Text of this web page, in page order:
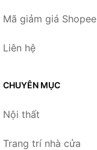
Mã giảm giá Shopee
Liên hệ
CHUYÊN MỤC
Nội thất
Trang trí nhà cửa